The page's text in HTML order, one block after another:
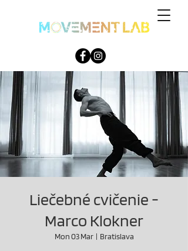
Liečebné cvičenie -
Marco Klokner
Mon 03 Mar
  |
Bratislava